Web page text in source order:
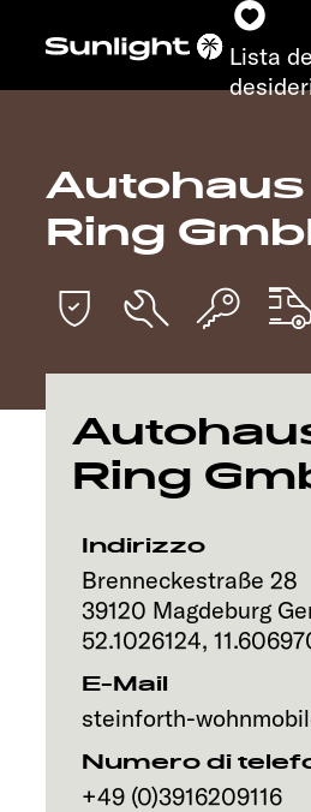
Lista
Modelli
Trovate il
Ricerca
Scoprire
Servizi
Ring
Ring
Indirizzo
Brenneckestraße 28
39120 Magdeburg
52.1026124,
E-Mail
steinforth-
Numero di
+49 (0)3916209116